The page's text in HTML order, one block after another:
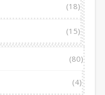
(18)
(15)
(80)
(4)